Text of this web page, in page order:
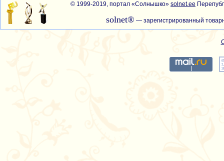
© 1999-2019, портал «Солнышко» solnet.ee
solnet® — зарегистрированный